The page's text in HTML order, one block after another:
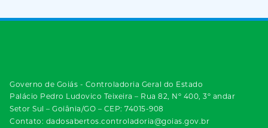
Governo de Goiás - Controladoria Geral do Estado
Palácio Pedro Ludovico Teixeira – Rua 82, Nº 400, 3º andar
Setor Sul – Goiânia/GO – CEP: 74015-908
Contato: dadosabertos.controladoria@goias.gov.br